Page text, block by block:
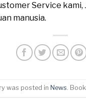
Service
manusia.
was posted in News.